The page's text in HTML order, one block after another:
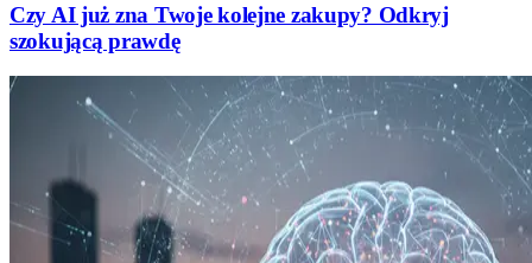
Czy AI już zna Twoje kolejne zakupy? Odkryj
szokującą prawdę